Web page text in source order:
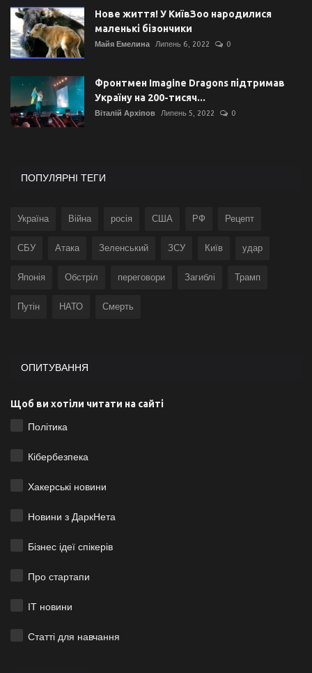
Нове життя! У КиївЗоо народилися
маленькі бізончики
Майя Емелина Липень 6, 2022 0
Фронтмен Imagine Dragons підтримав
Україну на 200-тисяч...
Віталій Архіпов Липень 5, 2022 0
ПОПУЛЯРНІ ТЕГИ
Україна Війна росія США РФ Рецепт
СБУ Атака Зеленський ЗСУ Київ удар
Японія Обстріл переговори Загиблі Трамп
Путін НАТО Смерть
ОПИТУВАННЯ
Щоб ви хотіли читати на сайті
Політика
Кібербезпека
Хакерські новини
Новини з ДаркНета
Бізнес ідеї спікерів
Про стартапи
ІТ новини
Статті для навчання